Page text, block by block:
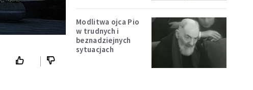
Modlitwa ojca Pio
w trudnych i
beznadziejnych
sytuacjach